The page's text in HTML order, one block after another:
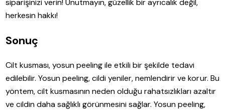
siparişinizi verin! Unutmayın, güzellik bir ayrıcalık değil,
herkesin hakkı!
Sonuç
Cilt kusması, yosun peeling ile etkili bir şekilde tedavi
edilebilir. Yosun peeling, cildi yeniler, nemlendirir ve korur. Bu
yöntem, cilt kusmasının neden olduğu rahatsızlıkları azaltır
ve cildin daha sağlıklı görünmesini sağlar. Yosun peeling,